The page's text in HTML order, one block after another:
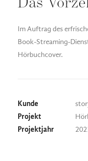
Im Auftrag des
Book-Streaming-
Hörbuchcover.
Kunde
Projekt
Projektjahr